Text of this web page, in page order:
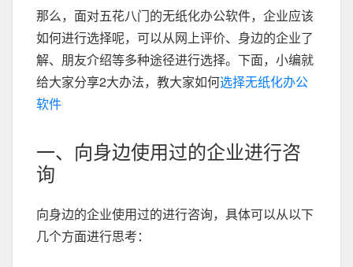
那么，面对五花八门的无纸化办公软件，企业应该
如何进行选择呢，可以从网上评价、身边的企业了
解、朋友介绍等多种途径进行选择。下面，小编就
给大家分享2大办法，教大家如何选择无纸化办公
软件
一、向身边使用过的企业进行咨
询
向身边的企业使用过的进行咨询，具体可以从以下
几个方面进行思考：